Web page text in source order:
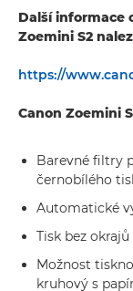
Další informace
Zoemini S2
https://
Canon Zoemini
Barevné filtry
černobílého
Automatické
Tisk bez
Možnost
kruhový s